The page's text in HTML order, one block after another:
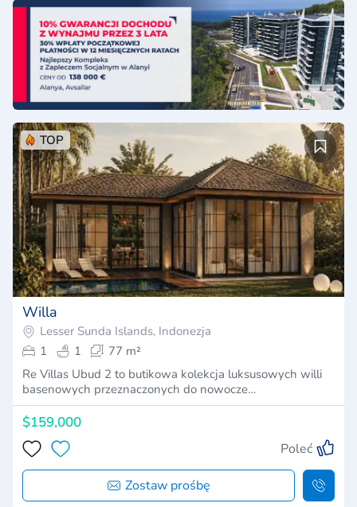
TOP
Willa
Lesser Sunda Islands, Indonezja
1
1
77 m²
Re Villas Ubud 2 to butikowa kolekcja luksusowych willi
basenowych przeznaczonych do nowocze…
$159,000
Poleć
Zostaw prośbę